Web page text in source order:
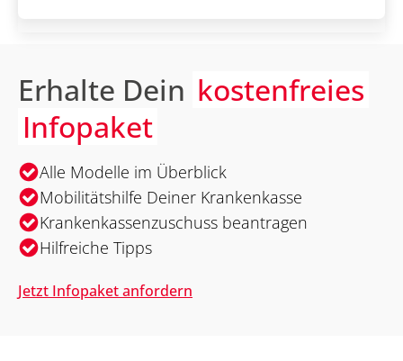
Erhalte Dein kostenfreies
Infopaket
Alle Modelle im Überblick
Mobilitätshilfe Deiner Krankenkasse
Krankenkassenzuschuss beantragen
Hilfreiche Tipps
Jetzt Infopaket anfordern